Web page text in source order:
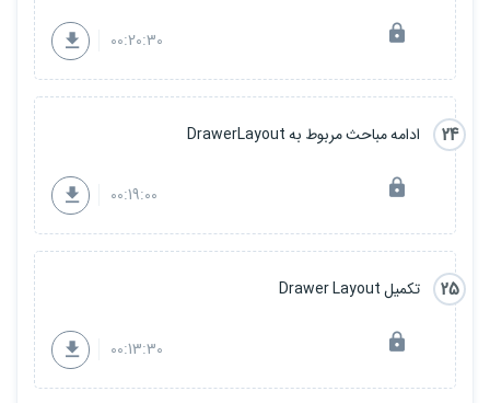
00:20:30
24 ادامه مباحث مربوط به DrawerLayout
00:19:00
25 تکمیل Drawer Layout
00:13:30